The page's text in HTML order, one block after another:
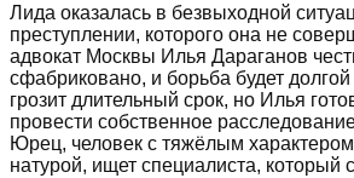
Лида оказалась в безвыходной
преступлении, которого она не
адвокат Москвы Илья Дараганов
сфабриковано, и борьба будет
грозит длительный срок, но Илья
провести собственное
Юрец, человек с тяжёлым
натурой, ищет специалиста, который